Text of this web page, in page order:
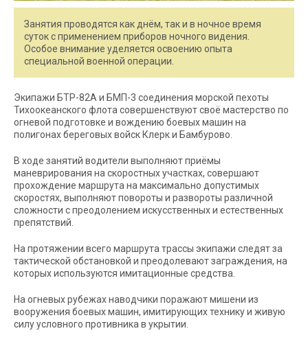
Занятия проводятся как днём, так и в ночное время
суток с применением приборов ночного видения.
Особое внимание уделяется освоению опыта
специальной военной операции.
Экипажи БТР-82А и БМП-3 соединения морской пехоты
Тихоокеанского флота совершенствуют своё мастерство по
огневой подготовке и вождению боевых машин на
полигонах береговых войск Клерк и Бамбурово.
В ходе занятий водители выполняют приёмы
маневрирования на скоростных участках, совершают
прохождение маршрута на максимально допустимых
скоростях, выполняют повороты и развороты различной
сложности с преодолением искусственных и естественных
препятствий.
На протяжении всего маршрута трассы экипажи следят за
тактической обстановкой и преодолевают заграждения, на
которых используются имитационные средства.
На огневых рубежах наводчики поражают мишени из
вооружения боевых машин, имитирующих технику и живую
силу условного противника в укрытии.